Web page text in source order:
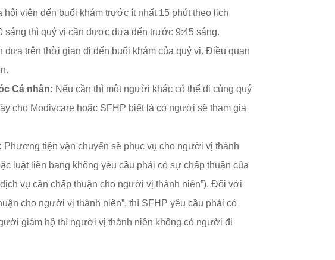
viên đến buổi khám trước ít nhất 15 phút theo lịch
sáng thì quý vị cần được đưa đến trước 9:45 sáng.
trên thời gian đi đến buổi khám của quý vị. Điều quan
Cá nhân: Nếu cần thì một người khác có thể đi cùng quý
cho Modivcare hoặc SFHP biết là có người sẽ tham gia
Phương tiện vận chuyển sẽ phục vụ cho người vị thành
luật liên bang không yêu cầu phải có sự chấp thuận của
vụ cần chấp thuận cho người vị thành niên”). Đối với
cho người vị thành niên”, thì SFHP yêu cầu phải có
giám hộ thì người vị thành niên không có người đi